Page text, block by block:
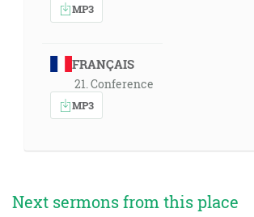
MP3
FRANÇAIS
21. Conference
MP3
Next sermons from this place